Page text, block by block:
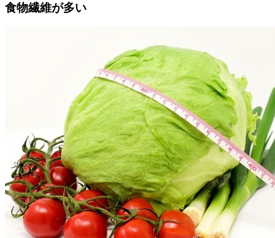
食物繊維が多い